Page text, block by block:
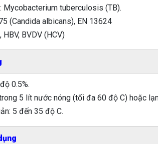
Mycobacterium tuberculosis (TB).
(Candida albicans), EN 13624
BVDV (HCV)
0.5%.
5 lít nước nóng (tối đa 60 độ C) hoặc
5 đến 35 độ C.